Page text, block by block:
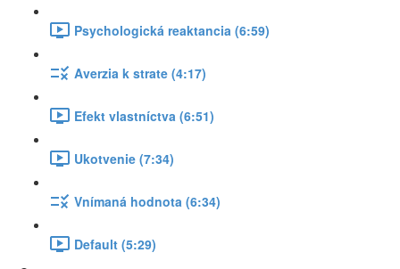
Psychologická reaktancia (6:59)
Averzia k strate (4:17)
Efekt vlastníctva (6:51)
Ukotvenie (7:34)
Vnímaná hodnota (6:34)
Default (5:29)